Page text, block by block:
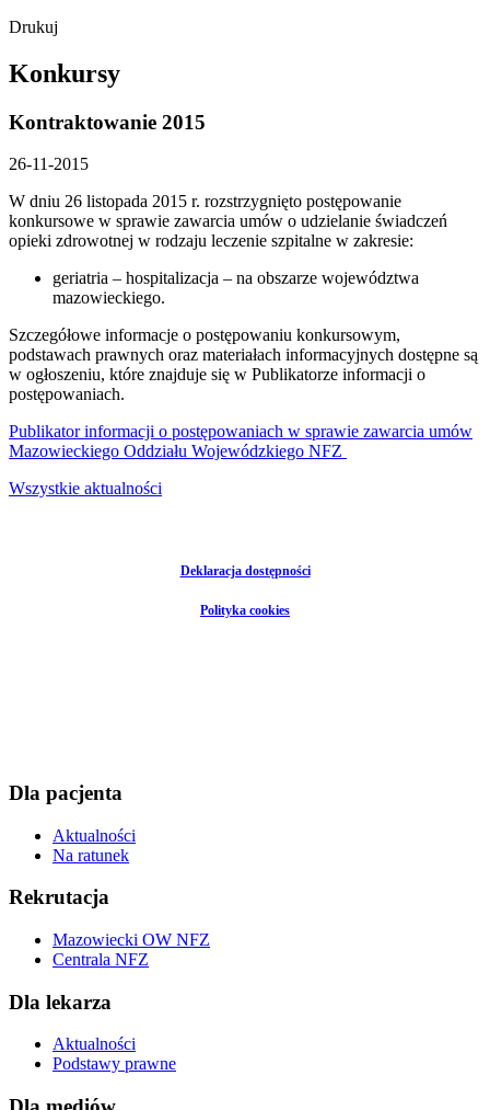
Drukuj
Konkursy
Kontraktowanie 2015
26-11-2015
W dniu 26 listopada 2015 r. rozstrzygnięto postępowanie
konkursowe w sprawie zawarcia umów o udzielanie świadczeń
opieki zdrowotnej w rodzaju leczenie szpitalne w zakresie:
geriatria – hospitalizacja – na obszarze województwa
mazowieckiego.
Szczegółowe informacje o postępowaniu konkursowym,
podstawach prawnych oraz materiałach informacyjnych dostępne są
w ogłoszeniu, które znajduje się w Publikatorze informacji o
postępowaniach.
Publikator informacji o postępowaniach w sprawie zawarcia umów
Mazowieckiego Oddziału Wojewódzkiego NFZ
Wszystkie aktualności
Deklaracja dostępności
Polityka cookies
Dla pacjenta
Aktualności
Na ratunek
Rekrutacja
Mazowiecki OW NFZ
Centrala NFZ
Dla lekarza
Aktualności
Podstawy prawne